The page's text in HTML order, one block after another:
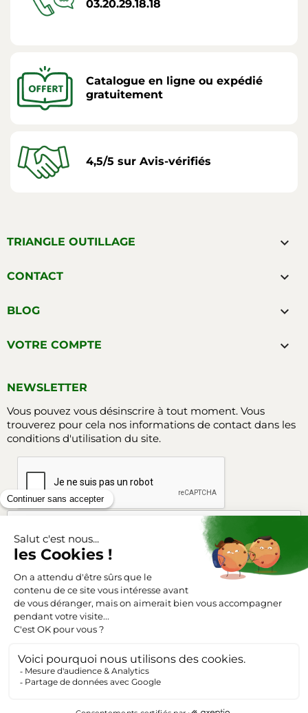
03.20.29.18.18
Catalogue en ligne ou expédié
gratuitement
4,5/5 sur Avis-vérifiés
TRIANGLE OUTILLAGE 
CONTACT 
BLOG 
VOTRE COMPTE 
NEWSLETTER
Vous pouvez vous désinscrire à tout moment. Vous
trouverez pour cela nos informations de contact dans les
conditions d'utilisation du site.
SUIVEZ-NOUS
Mentions légales
Conditions générales de vente